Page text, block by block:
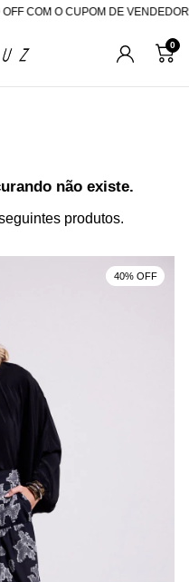
COM O CUPOM DE VENDEDORA
0
não existe.
produtos.
40% OFF